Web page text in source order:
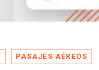
PASAJES AÉREOS